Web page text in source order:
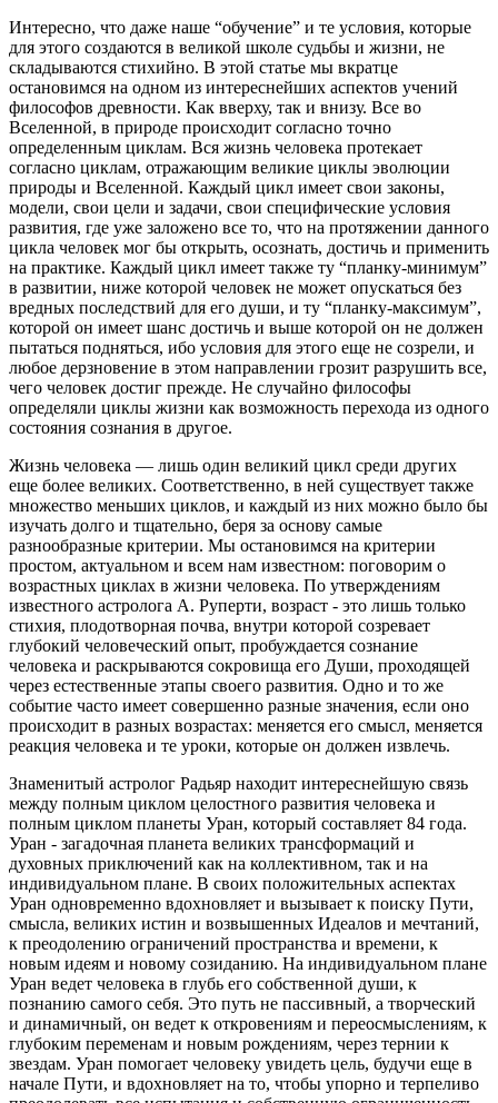
Интересно, что даже наше “обучение” и те условия, которые
для этого создаются в великой школе судьбы и жизни, не
складываются стихийно. В этой статье мы вкратце
остановимся на одном из интереснейших аспектов учений
философов древности. Как вверху, так и внизу. Все во
Вселенной, в природе происходит согласно точно
определенным циклам. Вся жизнь человека протекает
согласно циклам, отражающим великие циклы эволюции
природы и Вселенной. Каждый цикл имеет свои законы,
модели, свои цели и задачи, свои специфические условия
развития, где уже заложено все то, что на протяжении данного
цикла человек мог бы открыть, осознать, достичь и применить
на практике. Каждый цикл имеет также ту “планку-минимум”
в развитии, ниже которой человек не может опускаться без
вредных последствий для его души, и ту “планку-максимум”,
которой он имеет шанс достичь и выше которой он не должен
пытаться подняться, ибо условия для этого еще не созрели, и
любое дерзновение в этом направлении грозит разрушить все,
чего человек достиг прежде. Не случайно философы
определяли циклы жизни как возможность перехода из одного
состояния сознания в другое.
Жизнь человека — лишь один великий цикл среди других
еще более великих. Соответственно, в ней существует также
множество меньших циклов, и каждый из них можно было бы
изучать долго и тщательно, беря за основу самые
разнообразные критерии. Мы остановимся на критерии
простом, актуальном и всем нам известном: поговорим о
возрастных циклах в жизни человека. По утверждениям
известного астролога А. Руперти, возраст - это лишь только
стихия, плодотворная почва, внутри которой созревает
глубокий человеческий опыт, пробуждается сознание
человека и раскрываются сокровища его Души, проходящей
через естественные этапы своего развития. Одно и то же
событие часто имеет совершенно разные значения, если оно
происходит в разных возрастах: меняется его смысл, меняется
реакция человека и те уроки, которые он должен извлечь.
Знаменитый астролог Радьяр находит интереснейшую связь
между полным циклом целостного развития человека и
полным циклом планеты Уран, который составляет 84 года.
Уран - загадочная планета великих трансформаций и
духовных приключений как на коллективном, так и на
индивидуальном плане. В своих положительных аспектах
Уран одновременно вдохновляет и вызывает к поиску Пути,
смысла, великих истин и возвышенных Идеалов и мечтаний,
к преодолению ограничений пространства и времени, к
новым идеям и новому созиданию. На индивидуальном плане
Уран ведет человека в глубь его собственной души, к
познанию самого себя. Это путь не пассивный, а творческий
и динамичный, он ведет к откровениям и переосмыслениям, к
глубоким переменам и новым рождениям, через тернии к
звездам. Уран помогает человеку увидеть цель, будучи еще в
начале Пути, и вдохновляет на то, чтобы упорно и терпеливо